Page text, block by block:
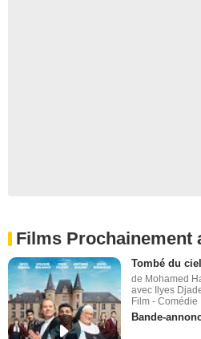
Films Prochainement
Tombé du ciel
de Mohamed
avec Ilyes
Film - Comédie
Bande-